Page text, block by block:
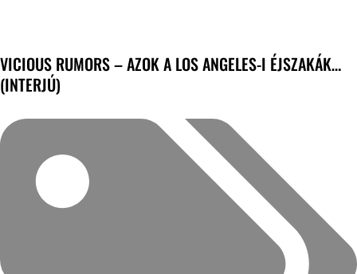
VICIOUS RUMORS – AZOK A LOS ANGELES-I ÉJSZAKÁK…
(INTERJÚ)